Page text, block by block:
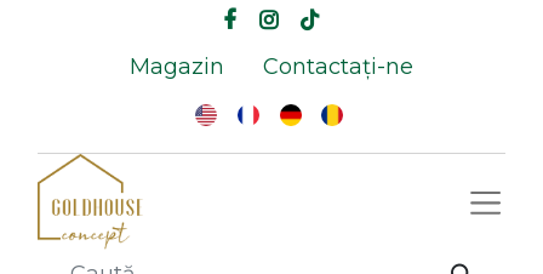
Magazin Contactați-ne